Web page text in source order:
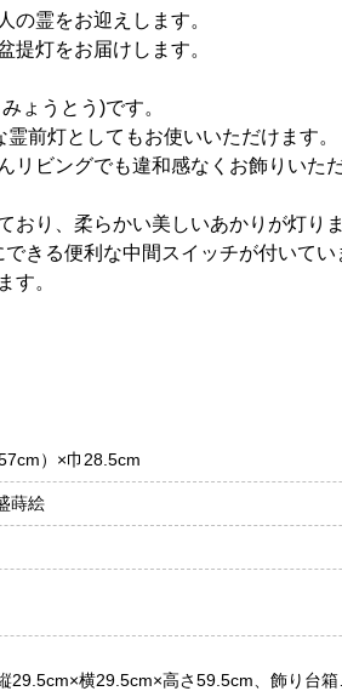
の霊をお迎えします。
提灯をお届けします。
ょうとう)です。
前灯としてもお使いいただけます。
リビングでも違和感なくお飾りいただ
おり、柔らかい美しいあかりが灯りま
きる便利な中間スイッチが付いてい
す。
）×巾28.5cm
蒔絵
29.5cm×横29.5cm×高さ59.5cm、飾り台